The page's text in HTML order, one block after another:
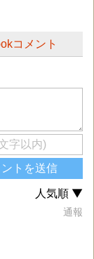
コメント